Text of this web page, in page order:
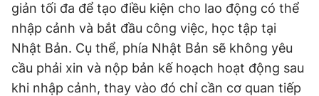
giản tối đa để tạo điều kiện cho lao động có thể
nhập cảnh và bắt đầu công việc, học tập tại
Nhật Bản. Cụ thể, phía Nhật Bản sẽ không yêu
cầu phải xin và nộp bản kế hoạch hoạt động sau
khi nhập cảnh, thay vào đó chỉ cần cơ quan tiếp